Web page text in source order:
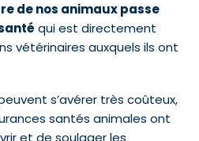
de nos animaux passe
qui est directement
vétérinaires auxquels ils ont
s’avérer très coûteux,
santés animales ont